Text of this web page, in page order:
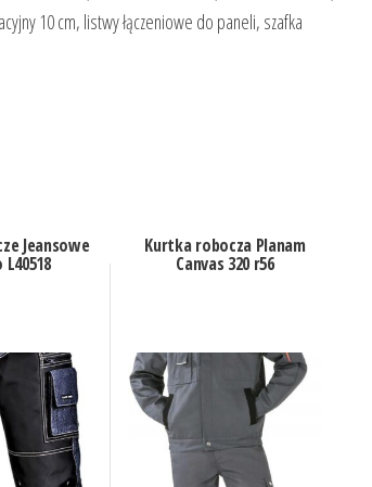
10 cm, listwy łączeniowe do paneli, szafka
Jeansowe Kurtka robocza Planam
Canvas 320 r56